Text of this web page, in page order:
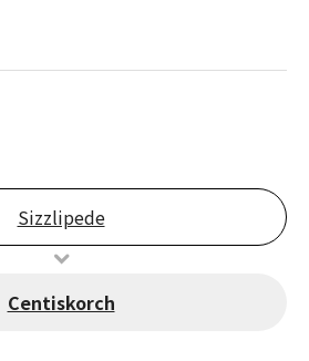
Sizzlipede
Centiskorch